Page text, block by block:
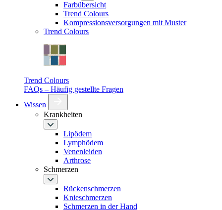
Farbübersicht
Trend Colours
Kompressionsversorgungen mit Muster
Trend Colours
Trend Colours
FAQs – Häufig gestellte Fragen
Wissen
Krankheiten
Lipödem
Lymphödem
Venenleiden
Arthrose
Schmerzen
Rückenschmerzen
Knieschmerzen
Schmerzen in der Hand